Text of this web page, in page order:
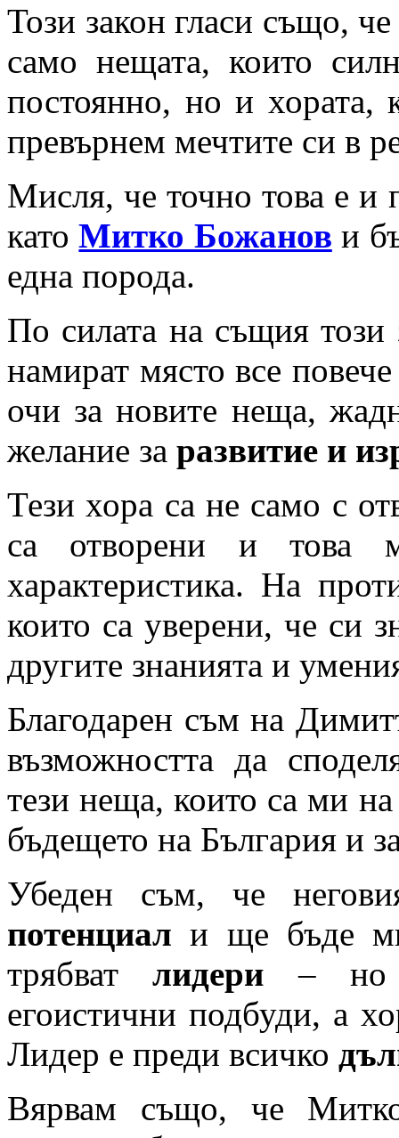
Този закон гласи също,
само нещата, които
постоянно, но и хората,
превърнем мечтите си в
Мисля, че точно това е и
катоМитко Божанов и
една порода.
По силата на същия
намират място все
очи за новите неща,
желание за развитие и
Тези хора са не само с
са отворени и това
характеристика. На
които са уверени, че си
другите знанията и
Благодарен съм на
възможността да
тези неща, които са ми
бъдещето на България и
Убеден съм, че
потенциал и ще бъде
трябватлидери – но
егоистични подбуди, а
Лидер е преди всичко
Вярвам също, че